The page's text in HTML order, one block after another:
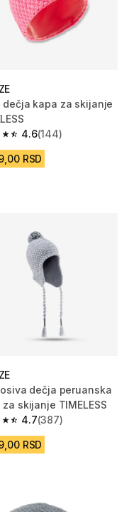
dečja kapa za skijanje
4.6
5 zvezdica from 144
(144)
RSD
dečja peruanska
skijanje TIMELESS
4.7
5 zvezdica from 387
(387)
RSD